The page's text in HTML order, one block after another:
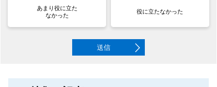
あまり役に立た
なかった
役に立たなかった
送信